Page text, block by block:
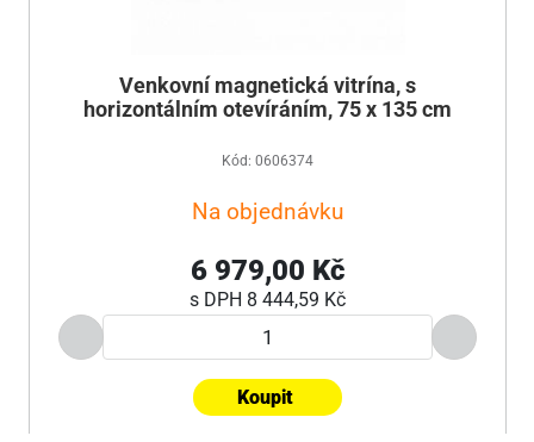
Venkovní magnetická vitrína, s
horizontálním otevíráním, 75 x 135 cm
Kód: 0606374
Na objednávku
6 979,00 Kč
s DPH 8 444,59 Kč
Koupit